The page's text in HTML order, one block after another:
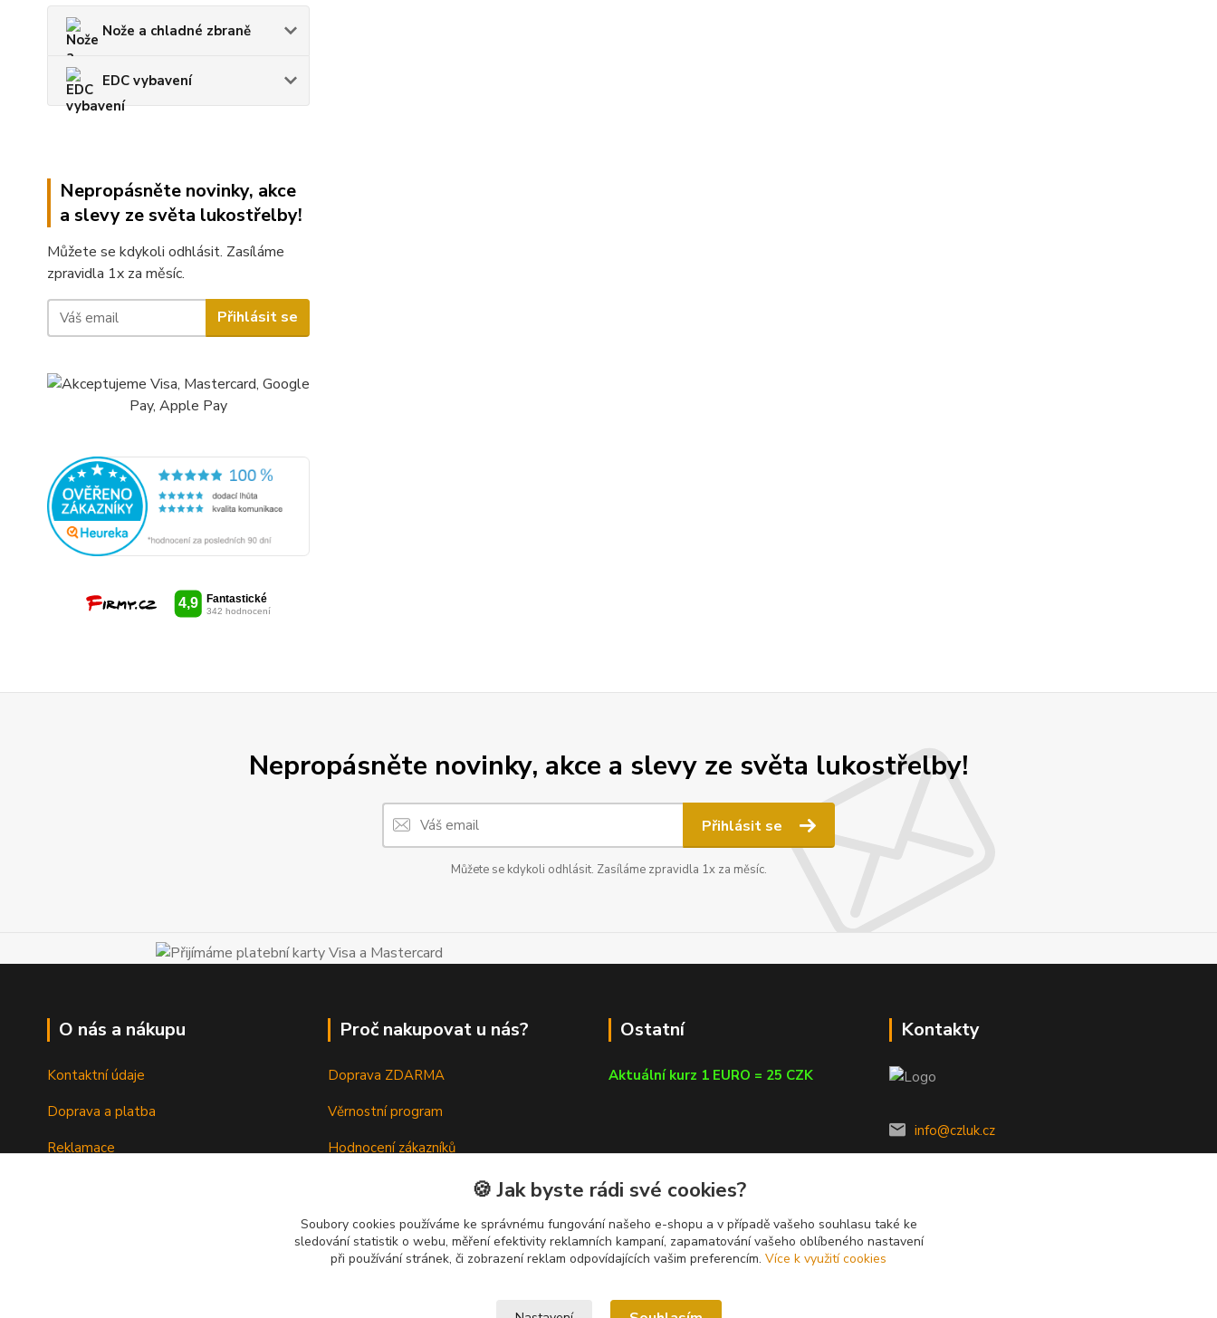
Nože a chladné zbraně
EDC vybavení
Nepropásněte novinky, akce
a slevy ze světa lukostřelby!
Můžete se kdykoli odhlásit. Zasíláme
zpravidla 1x za měsíc.
Přihlásit se
Nepropásněte novinky, akce a slevy ze světa lukostřelby!
Přihlásit se
Můžete se kdykoli odhlásit. Zasíláme zpravidla 1x za měsíc.
O nás a nákupu
Kontaktní údaje
Doprava a platba
Reklamace
Proč nakupovat u nás?
Doprava ZDARMA
Věrnostní program
Hodnocení zákazníků
Zkušenosti a poradna
Ostatní
Aktuální kurz 1 EURO = 25 CZK
Kontakty
info@czluk.cz
🍪 Jak byste rádi své cookies?
Soubory cookies používáme ke správnému fungování našeho e-shopu a v případě vašeho souhlasu také ke
sledování statistik o webu, měření efektivity reklamních kampaní, zapamatování vašeho oblíbeného nastavení
při používání stránek, či zobrazení reklam odpovídajících vašim preferencím. Více k využití cookies